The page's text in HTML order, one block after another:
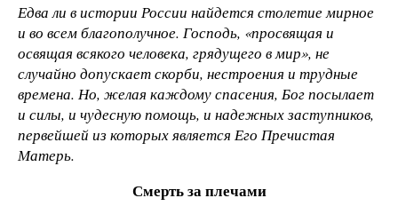
Едва ли в истории России найдется столетие мирное
и во всем благополучное. Господь, «просвящая и
освящая всякого человека, грядущего в мир», не
случайно допускает скорби, нестроения и трудные
времена. Но, желая каждому спасения, Бог посылает
и силы, и чудесную помощь, и надежных заступников,
первейшей из которых является Его Пречистая
Матерь.
Смерть за плечами